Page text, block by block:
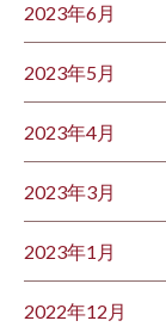
2023年6月
2023年5月
2023年4月
2023年3月
2023年1月
2022年12月